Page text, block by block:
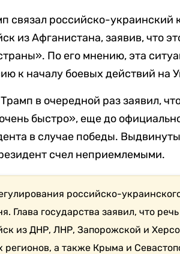
связал российско-украинский
из Афганистана, заявив, что
По его мнению, эта
к началу боевых действий на
в очередной раз заявил,
быстро», еще до
в случае победы.
счел неприемлемыми.
российско-
Глава государства заявил, что
из ДНР, ЛНР, Запорожской и
регионов, а также Крыма и